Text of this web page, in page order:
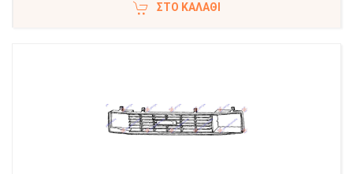
ΣΤΟ ΚΑΛΆΘΙ